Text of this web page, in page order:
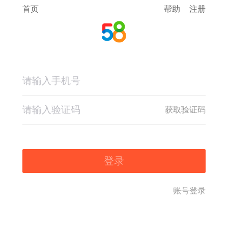
首页 帮助 注册
获取验证码
登录
账号登录